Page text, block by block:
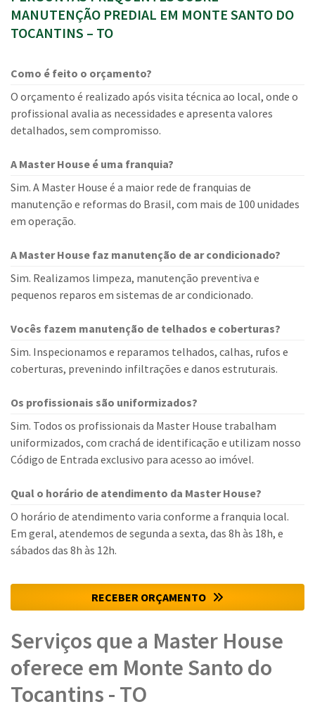
MANUTENÇÃO PREDIAL EM MONTE SANTO DO
TOCANTINS – TO
Como é feito o orçamento?
O orçamento é realizado após visita técnica ao local, onde o
profissional avalia as necessidades e apresenta valores
detalhados, sem compromisso.
A Master House é uma franquia?
Sim. A Master House é a maior rede de franquias de
manutenção e reformas do Brasil, com mais de 100 unidades
em operação.
A Master House faz manutenção de ar condicionado?
Sim. Realizamos limpeza, manutenção preventiva e
pequenos reparos em sistemas de ar condicionado.
Vocês fazem manutenção de telhados e coberturas?
Sim. Inspecionamos e reparamos telhados, calhas, rufos e
coberturas, prevenindo infiltrações e danos estruturais.
Os profissionais são uniformizados?
Sim. Todos os profissionais da Master House trabalham
uniformizados, com crachá de identificação e utilizam nosso
Código de Entrada exclusivo para acesso ao imóvel.
Qual o horário de atendimento da Master House?
O horário de atendimento varia conforme a franquia local.
Em geral, atendemos de segunda a sexta, das 8h às 18h, e
sábados das 8h às 12h.
RECEBER ORÇAMENTO
Serviços que a Master House
oferece em Monte Santo do
Tocantins - TO